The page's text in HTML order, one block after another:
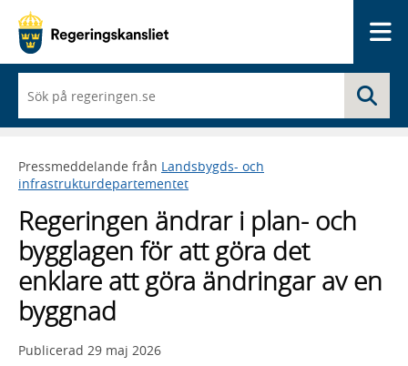
du
börjar
skriva
framträder
en
med
sökförslag
Pressmeddelande från Landsbygds- och
infrastrukturdepartementet
Regeringen ändrar i plan- och
bygglagen för att göra det
enklare att göra ändringar av en
byggnad
Publicerad 29 maj 2026